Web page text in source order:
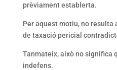
prèviament establerta.
Per aquest motiu, no
de taxació pericial
Tanmateix, això no significa
indefens.